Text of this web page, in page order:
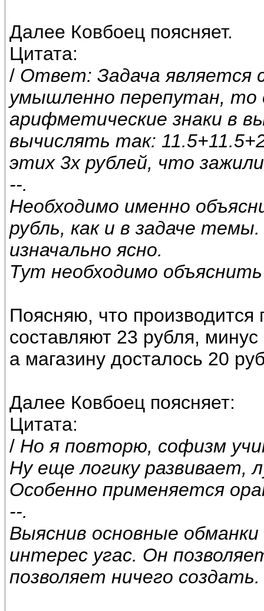
Далее Ковбоец поясняет.
Цитата:
/ Ответ: Задача является
умышленно перепутан, то
арифметические знаки в
вычислять так:
этих 3х рублей, что
--.
Необходимо именно
рубль, как и в задаче
изначально ясно.
Тут необходимо
Поясняю, что
составляют 23 рубля,
а магазину досталось 20
Далее Ковбоец поясняет:
Цитата:
/ Но я повторю, софизм
Ну еще логику
Особенно применяется
--.
Выяснив основные
интерес угас. Он
позволяет ничего создать.